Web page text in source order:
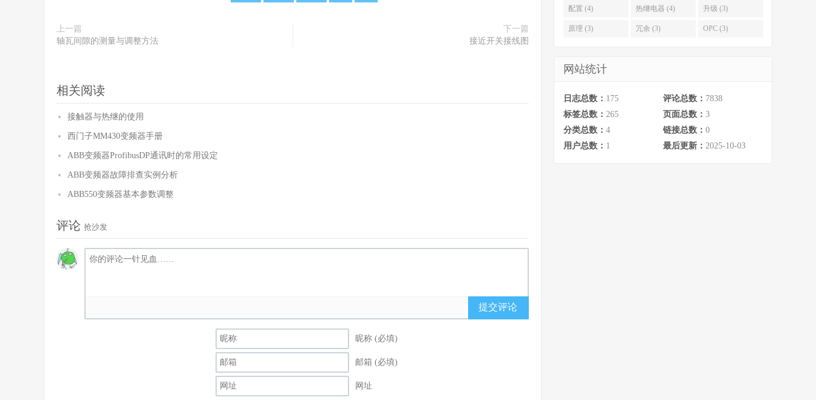
上一篇
轴瓦间隙的测量与调整方法
下一篇
接近开关接线图
相关阅读
接触器与热继的使用
西门子MM430变频器手册
ABB变频器ProfibusDP通讯时的常用设定
ABB变频器故障排查实例分析
ABB550变频器基本参数调整
评论 抢沙发
提交评论
昵称 (必填)
邮箱 (必填)
网址
配置 (4) 热继电器 (4) 升级 (3)
原理 (3) 冗余 (3) OPC (3)
网站统计
日志总数： 175 评论总数： 7838
标签总数： 265 页面总数： 3
分类总数： 4 链接总数： 0
用户总数： 1 最后更新： 2025-10-03